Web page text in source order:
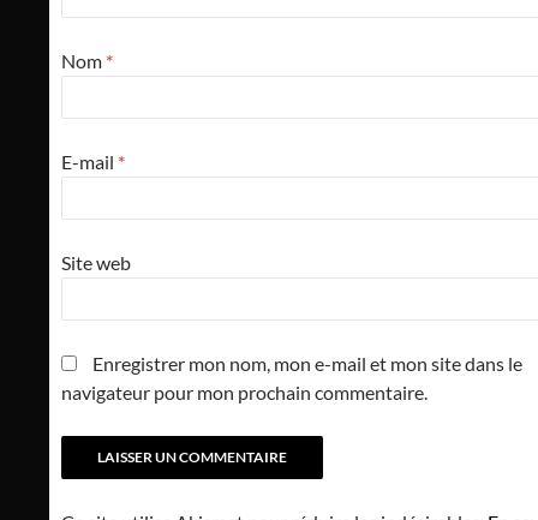
Nom *
E-mail *
Site web
Enregistrer mon nom, mon e-mail et mon site dans le
navigateur pour mon prochain commentaire.